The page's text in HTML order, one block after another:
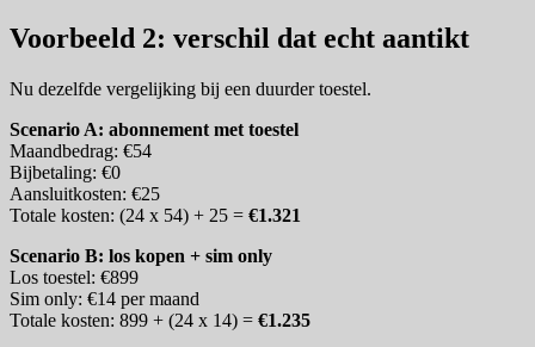
Voorbeeld 2: verschil dat echt aantikt
Nu dezelfde vergelijking bij een duurder toestel.
Scenario A: abonnement met toestel
Maandbedrag: €54
Bijbetaling: €0
Aansluitkosten: €25
Totale kosten: (24 x 54) + 25 = €1.321
Scenario B: los kopen + sim only
Los toestel: €899
Sim only: €14 per maand
Totale kosten: 899 + (24 x 14) = €1.235